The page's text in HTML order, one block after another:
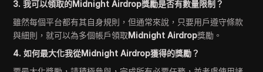
3. 我可以領取的Midnight Airdrop獎勵是否有數量限制？
雖然每個平台都有其自身規則，但通常來說，只要用戶遵守條款
與細則，就可以為多個帳戶領取 Midnight Airdrop獎勵。
4. 如何最大化我從Midnight Airdrop獲得的獎勵？